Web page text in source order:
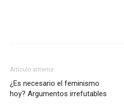
Artículo anterior
¿Es necesario el feminismo
hoy? Argumentos irrefutables